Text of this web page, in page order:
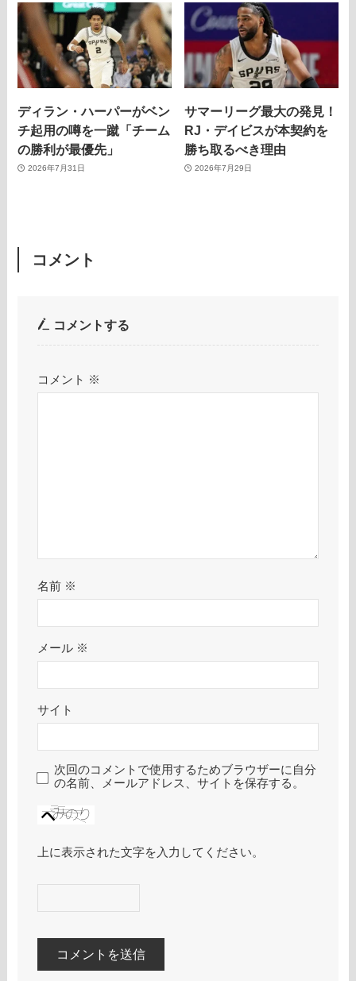
ディラン・ハーパーがベン
チ起用の噂を一蹴「チーム
の勝利が最優先」
2026年7月31日
サマーリーグ最大の発見！
RJ・デイビスが本契約を
勝ち取るべき理由
2026年7月29日
コメント
コメントする
コメント ※
名前 ※
メール ※
サイト
次回のコメントで使用するためブラウザーに自分
の名前、メールアドレス、サイトを保存する。
上に表示された文字を入力してください。